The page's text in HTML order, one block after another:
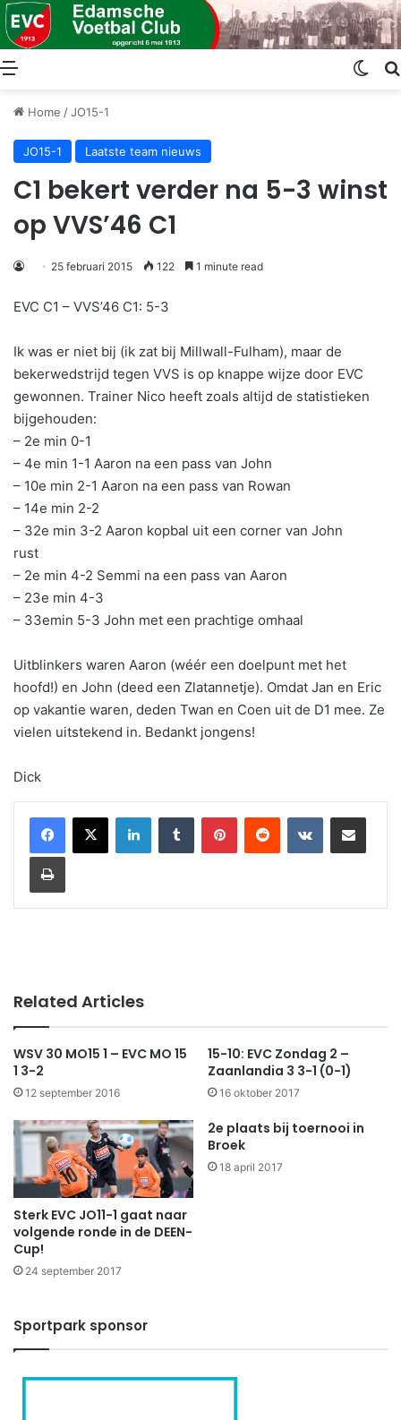
Menu
Home /JO15-1
JO15-1 Laatste team nieuws
C1 bekert verder na 5-3 winst
op VVS’46 C1
25 februari 2015 122 1 minute read
EVC C1 – VVS’46 C1: 5-3
Ik was er niet bij (ik zat bij Millwall-Fulham), maar de
bekerwedstrijd tegen VVS is op knappe wijze door EVC
gewonnen. Trainer Nico heeft zoals altijd de statistieken
bijgehouden:
– 2e min 0-1
– 4e min 1-1 Aaron na een pass van John
– 10e min 2-1 Aaron na een pass van Rowan
– 14e min 2-2
– 32e min 3-2 Aaron kopbal uit een corner van John
rust
– 2e min 4-2 Semmi na een pass van Aaron
– 23e min 4-3
– 33emin 5-3 John met een prachtige omhaal
Uitblinkers waren Aaron (wéér een doelpunt met het
hoofd!) en John (deed een Zlatannetje). Omdat Jan en Eric
op vakantie waren, deden Twan en Coen uit de D1 mee. Ze
vielen uitstekend in. Bedankt jongens!
Dick
LinkedInTumblr PinterestReddit VKontakteShare via Email
Print
Related Articles
WSV 30 MO15 1 – EVC MO 15
1 3-2
12 september 2016
15-10: EVC Zondag 2 –
Zaanlandia 3 3-1 (0-1)
16 oktober 2017
Sterk EVC JO11-1 gaat naar
volgende ronde in de DEEN-
Cup!
24 september 2017
2e plaats bij toernooi in
Broek
18 april 2017
Sportpark sponsor